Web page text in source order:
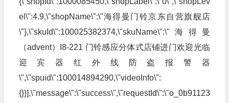
el\":4.9,\"shopName\":\"海得曼门铃京东自营旗舰店
\"},\"skuId\":100025382374,\"skuName\":\"海得曼
（advent）I8-221 门铃感应分体式店铺进门欢迎光临
迎宾器红外线防盗报警器
\",\"spuid\":100014894290,\"videoInfo\":
{}}],\"message\":\"success\",\"requestId\":\"o_0b91123